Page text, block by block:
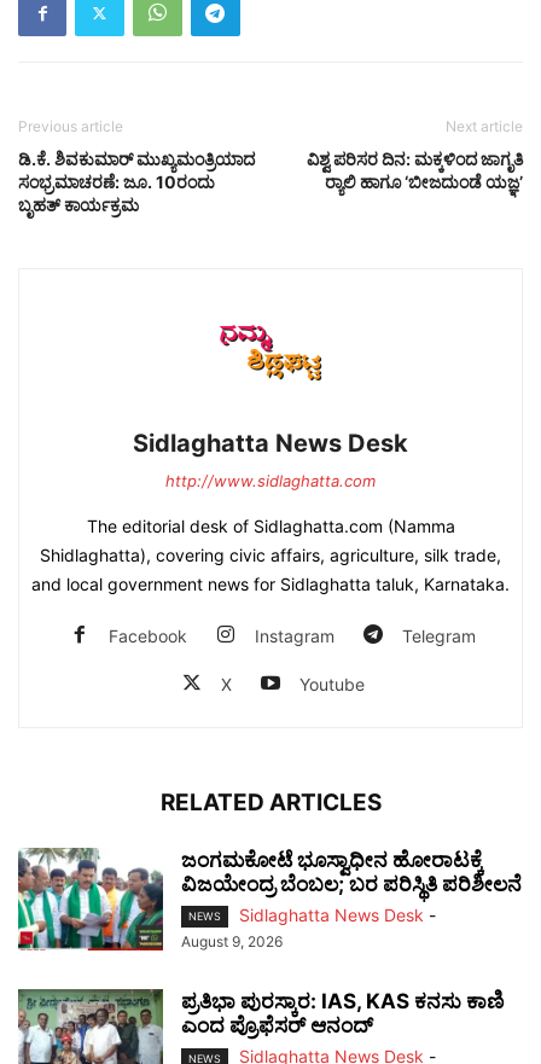
Previous article
ಡಿ.ಕೆ. ಶಿವಕುಮಾರ್ ಮುಖ್ಯಮಂತ್ರಿಯಾದ
ಸಂಭ್ರಮಾಚರಣೆ: ಜೂ. 10ರಂದು
ಬೃಹತ್ ಕಾರ್ಯಕ್ರಮ
Next article
ವಿಶ್ವ ಪರಿಸರ ದಿನ: ಮಕ್ಕಳಿಂದ ಜಾಗೃತಿ
ರ‍್ಯಾಲಿ ಹಾಗೂ ‘ಬೀಜದುಂಡೆ ಯಜ್ಞ’
Sidlaghatta News Desk
http://www.sidlaghatta.com
The editorial desk of Sidlaghatta.com (Namma
Shidlaghatta), covering civic affairs, agriculture, silk trade,
and local government news for Sidlaghatta taluk, Karnataka.
Facebook Instagram Telegram
X Youtube
RELATED ARTICLES
ಜಂಗಮಕೋಟೆ ಭೂಸ್ವಾಧೀನ ಹೋರಾಟಕ್ಕೆ
ವಿಜಯೇಂದ್ರ ಬೆಂಬಲ; ಬರ ಪರಿಸ್ಥಿತಿ ಪರಿಶೀಲನೆ
NEWS Sidlaghatta News Desk -
August 9, 2026
ಪ್ರತಿಭಾ ಪುರಸ್ಕಾರ: IAS, KAS ಕನಸು ಕಾಣಿ
ಎಂದ ಪ್ರೊಫೆಸರ್ ಆನಂದ್
NEWS Sidlaghatta News Desk -